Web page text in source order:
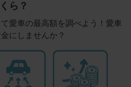
ら？
愛車の最高額を調べよう！愛車
にしませんか？